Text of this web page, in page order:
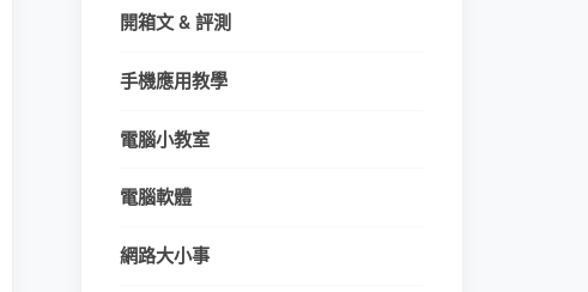
開箱文 & 評測
手機應用教學
電腦小教室
電腦軟體
網路大小事